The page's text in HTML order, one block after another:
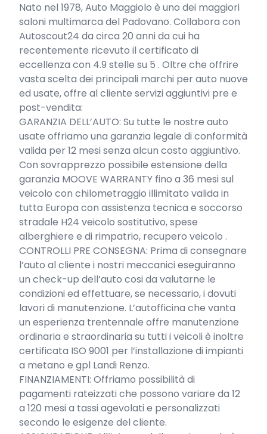
Nato nel 1978, Auto Maggiolo è uno dei maggiori
saloni multimarca del Padovano. Collabora con
Autoscout24 da circa 20 anni da cui ha
recentemente ricevuto il certificato di
eccellenza con 4.9 stelle su 5 . Oltre che offrire
vasta scelta dei principali marchi per auto nuove
ed usate, offre al cliente servizi aggiuntivi pre e
post-vendita:
GARANZIA DELL’AUTO: Su tutte le nostre auto
usate offriamo una garanzia legale di conformità
valida per 12 mesi senza alcun costo aggiuntivo.
Con sovrapprezzo possibile estensione della
garanzia MOOVE WARRANTY fino a 36 mesi sul
veicolo con chilometraggio illimitato valida in
tutta Europa con assistenza tecnica e soccorso
stradale H24 veicolo sostitutivo, spese
alberghiere e di rimpatrio, recupero veicolo .
CONTROLLI PRE CONSEGNA: Prima di consegnare
l’auto al cliente i nostri meccanici eseguiranno
un check-up dell’auto cosi da valutarne le
condizioni ed effettuare, se necessario, i dovuti
lavori di manutenzione. L’autofficina che vanta
un esperienza trentennale offre manutenzione
ordinaria e straordinaria su tutti i veicoli è inoltre
certificata ISO 9001 per l’installazione di impianti
a metano e gpl Landi Renzo.
FINANZIAMENTI: Offriamo possibilità di
pagamenti rateizzati che possono variare da 12
a 120 mesi a tassi agevolati e personalizzati
secondo le esigenze del cliente.